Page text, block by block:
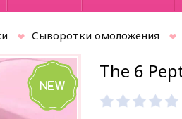
Сыворотки омоложения
The 6